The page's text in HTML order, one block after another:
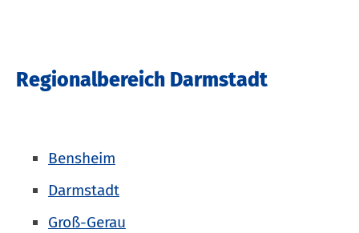
Regionalbereich Darmstadt
Bensheim
Darmstadt
Groß-Gerau